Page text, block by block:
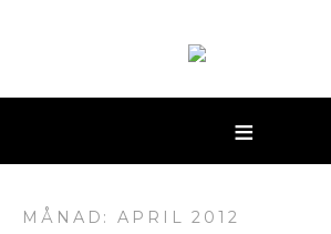
MÅNAD: APRIL 2012